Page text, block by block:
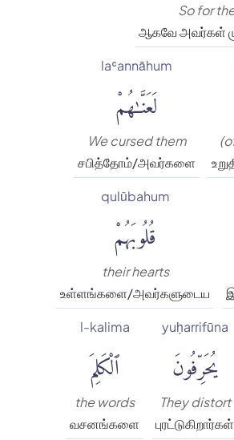
So for
ஆகவே அவர்கள்
laʿannāhum
لَعَنَّٰهُمْ
We cursed them
சபித்தோம்/அவர்களை
qulūbahum
قُلُوبَهُمْ
their hearts
உள்ளங்களை/அவர்களுடைய
yuḥarrifūna
يُحَرِّفُونَ
They distort
புரட்டுகிறார்கள்
l-kalima
ٱلْكَلِمَ
the words
வசனங்களை